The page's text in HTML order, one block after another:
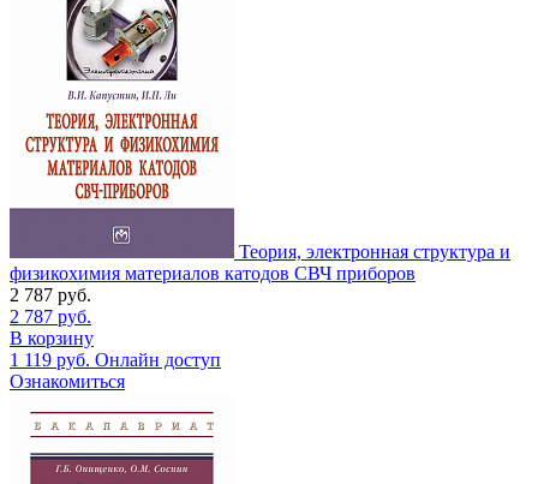
Теория, электронная структура и
физикохимия материалов катодов СВЧ приборов
2 787 руб.
2 787 руб.
В корзину
1 119 руб. Онлайн доступ
Ознакомиться